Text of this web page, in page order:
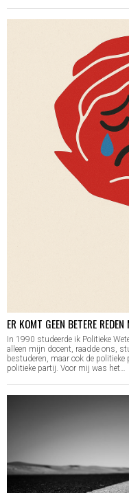
ER KOMT GEEN BETERE REDEN
In 1990 studeerde ik Politieke
alleen mijn docent, raadde ons,
bestuderen, maar ook de
politieke partij. Voor mij was het…